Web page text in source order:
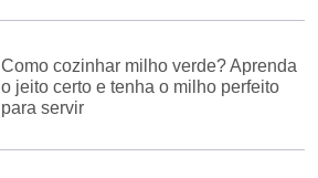
Como cozinhar milho verde? Aprenda
o jeito certo e tenha o milho perfeito
para servir